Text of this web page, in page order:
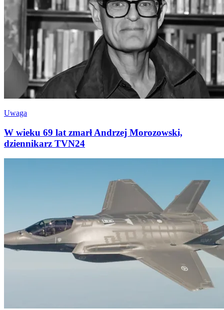
Uwaga
W wieku 69 lat zmarł Andrzej Morozowski,
dziennikarz TVN24